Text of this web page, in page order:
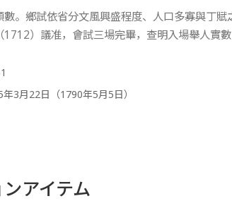
。鄉試依省分文風興盛程度、人口多寡與丁
）議准，會試三場完畢，查明入場舉人實數
3月22日（1790年5月5日）
アイテム